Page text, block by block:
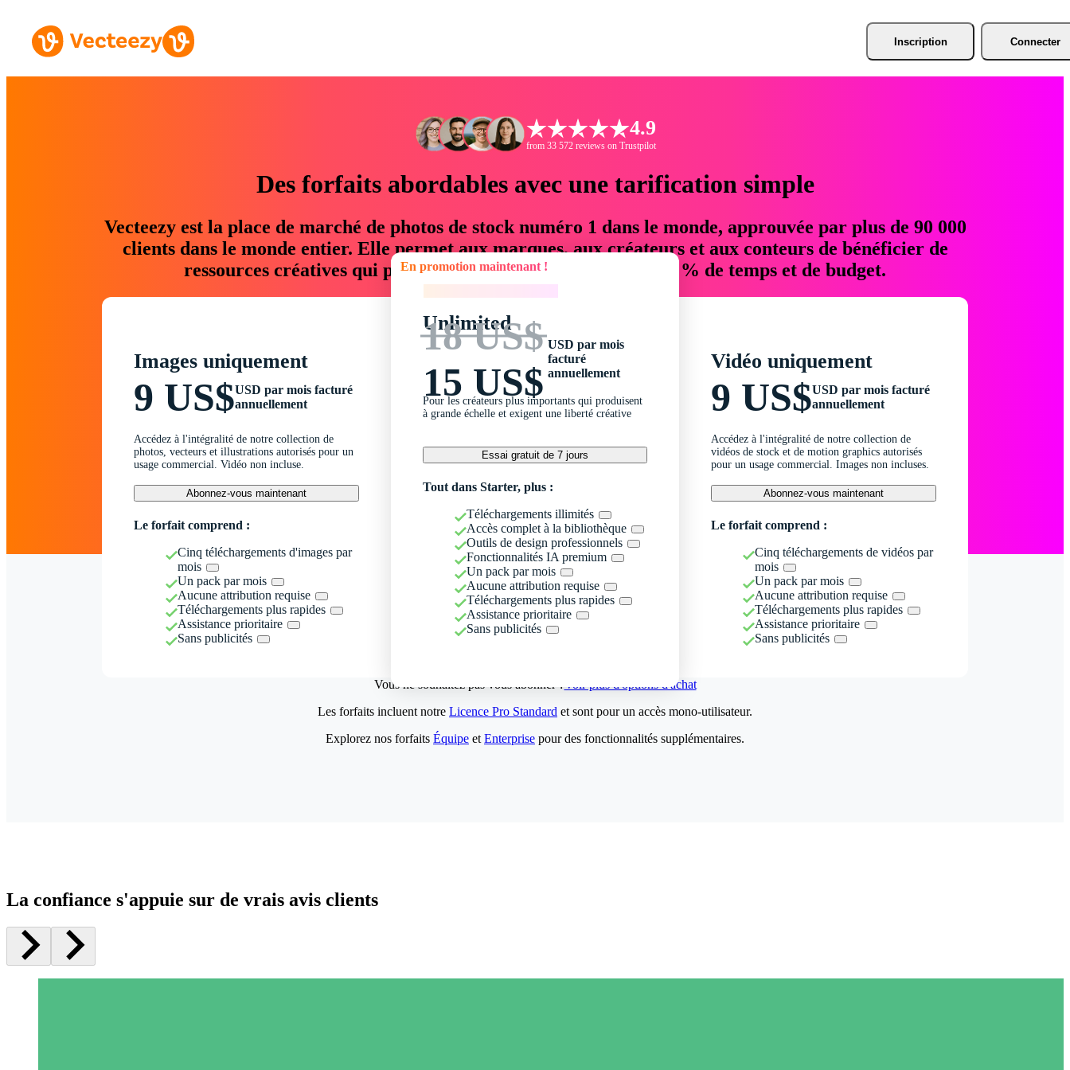
Inscription Connecter
4.9
from 33 572 reviews on Trustpilot
Des forfaits abordables avec une tarification simple
Vecteezy est la place de marché de photos de stock numéro 1 dans le monde, approuvée par plus de 90 000
clients dans le monde entier. Elle permet aux marques, aux créateurs et aux conteurs de bénéficier de
ressources créatives qui permettent d'économiser jusqu'à 76 % de temps et de budget.
Images uniquement
9 US$USD par mois facturé
annuellement
Accédez à l'intégralité de notre collection de
photos, vecteurs et illustrations autorisés pour un
usage commercial. Vidéo non incluse.
Abonnez-vous maintenant
Le forfait comprend :
Cinq téléchargements d'images par
mois
Un pack par mois
Aucune attribution requise
Téléchargements plus rapides
Assistance prioritaire
Sans publicités
En promotion maintenant !
Unlimited
18 US$
15 US$
USD par mois
facturé
annuellement
Pour les créateurs plus importants qui produisent
à grande échelle et exigent une liberté créative
Essai gratuit de 7 jours
Tout dans Starter, plus :
Téléchargements illimités
Accès complet à la bibliothèque
Outils de design professionnels
Fonctionnalités IA premium
Un pack par mois
Aucune attribution requise
Téléchargements plus rapides
Assistance prioritaire
Sans publicités
Vidéo uniquement
9 US$USD par mois facturé
annuellement
Accédez à l'intégralité de notre collection de
vidéos de stock et de motion graphics autorisés
pour un usage commercial. Images non incluses.
Abonnez-vous maintenant
Le forfait comprend :
Cinq téléchargements de vidéos par
mois
Un pack par mois
Aucune attribution requise
Téléchargements plus rapides
Assistance prioritaire
Sans publicités
Vous ne souhaitez pas vous abonner ?Voir plus d'options d'achat
Les forfaits incluent notre Licence Pro Standard et sont pour un accès mono-utilisateur.
Explorez nos forfaits Équipe et Enterprise pour des fonctionnalités supplémentaires.
La confiance s'appuie sur de vrais avis clients